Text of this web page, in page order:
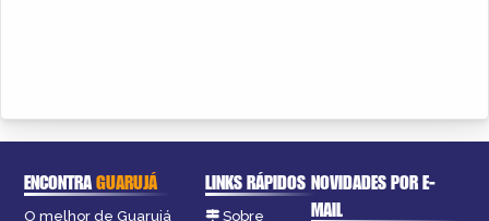
ENCONTRAGUARUJÁ
O melhor de Guarujá
LINKS RÁPIDOS
Sobre
NOVIDADES POR E-
MAIL